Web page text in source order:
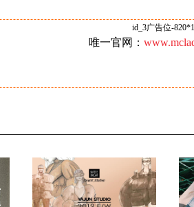
id_3广告位-
唯一官网：